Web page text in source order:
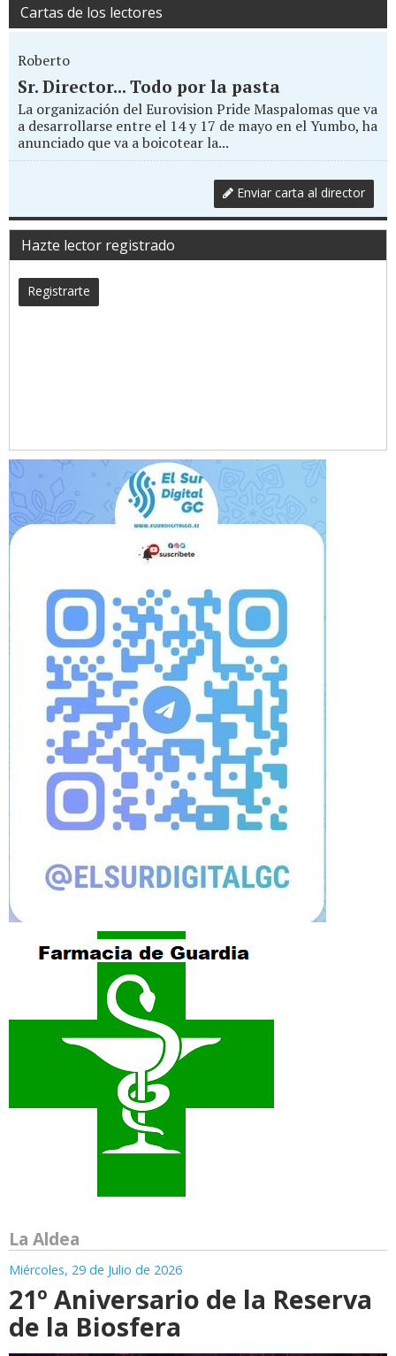
Cartas de los lectores
Roberto
Sr. Director... Todo por la pasta
La organización del Eurovision Pride Maspalomas que va
a desarrollarse entre el 14 y 17 de mayo en el Yumbo, ha
anunciado que va a boicotear la...
Enviar carta al director
Hazte lector registrado
Registrarte
La Aldea
Miércoles, 29 de Julio de 2026
21º Aniversario de la Reserva
de la Biosfera